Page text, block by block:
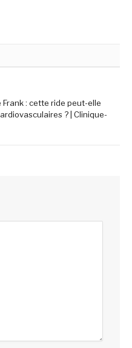
Frank : cette ride peut-elle
? | Clinique-